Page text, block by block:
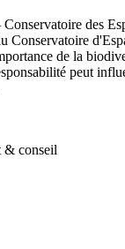
des
Conservatoire
de la
peut
& conseil